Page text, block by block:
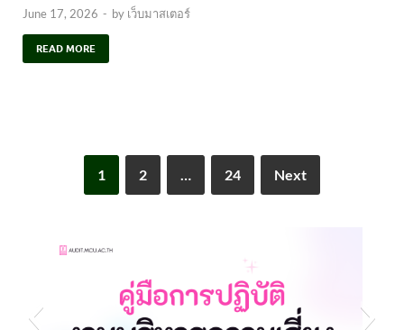
June 17, 2026 - by เว็บมาสเตอร์
READ MORE
1 2 24 Next